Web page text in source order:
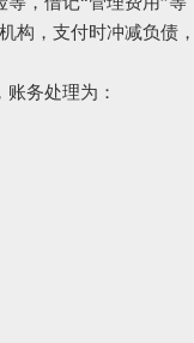
构，支付时冲减负债
务处理为：